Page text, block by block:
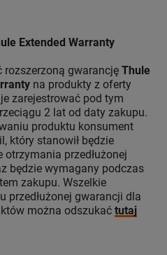
Extended Warranty
rozszerzoną gwarancję Thule
na produkty z oferty
zarejestrować pod tym
2 lat od daty zakupu.
produktu konsument
który stanowił będzie
otrzymania przedłużonej
będzie wymagany podczas
zakupu. Wszelkie
przedłużonej gwarancji dla
można odszukać tutaj